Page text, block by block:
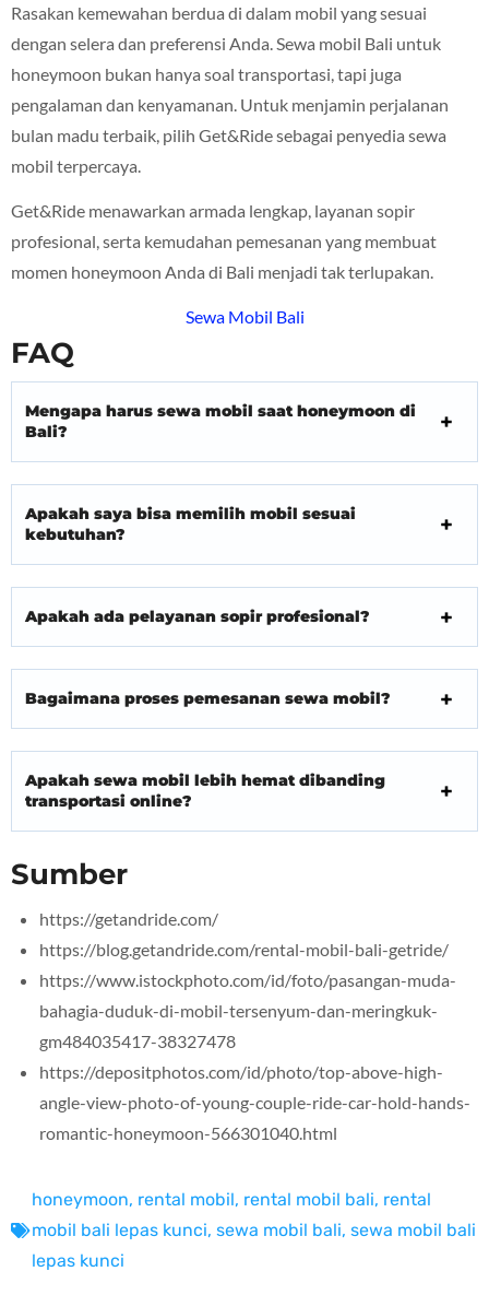
Rasakan kemewahan berdua di dalam mobil yang sesuai
dengan selera dan preferensi Anda.Sewa mobil Bali untuk
honeymoon bukan hanya soal transportasi, tapi juga
pengalaman dan kenyamanan. Untuk menjamin perjalanan
bulan madu terbaik, pilih Get&Ride sebagai penyedia sewa
mobil terpercaya.
Get&Ride menawarkan armada lengkap, layanan sopir
profesional, serta kemudahan pemesanan yang membuat
momen honeymoon Anda di Bali menjadi tak terlupakan.
Sewa Mobil Bali
FAQ
Mengapa harus sewa mobil saat honeymoon di
Bali?
Apakah saya bisa memilih mobil sesuai
kebutuhan?
Apakah ada pelayanan sopir profesional?
Bagaimana proses pemesanan sewa mobil?
Apakah sewa mobil lebih hemat dibanding
transportasi online?
Sumber
https://getandride.com/
https://blog.getandride.com/rental-mobil-bali-getride/
https://www.istockphoto.com/id/foto/pasangan-muda-
bahagia-duduk-di-mobil-tersenyum-dan-meringkuk-
gm484035417-38327478
https://depositphotos.com/id/photo/top-above-high-
angle-view-photo-of-young-couple-ride-car-hold-hands-
romantic-honeymoon-566301040.html
honeymoon, rental mobil, rental mobil bali, rental
mobil bali lepas kunci, sewa mobil bali, sewa mobil bali
lepas kunci